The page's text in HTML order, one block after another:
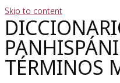
Skip to content
TÉRMINOS